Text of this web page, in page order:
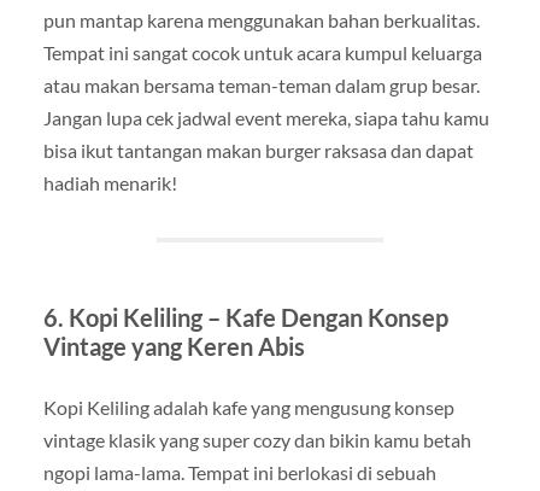
pun mantap karena menggunakan bahan berkualitas.
Tempat ini sangat cocok untuk acara kumpul keluarga
atau makan bersama teman-teman dalam grup besar.
Jangan lupa cek jadwal event mereka, siapa tahu kamu
bisa ikut tantangan makan burger raksasa dan dapat
hadiah menarik!
6. Kopi Keliling – Kafe Dengan Konsep
Vintage yang Keren Abis
Kopi Keliling adalah kafe yang mengusung konsep
vintage klasik yang super cozy dan bikin kamu betah
ngopi lama-lama. Tempat ini berlokasi di sebuah